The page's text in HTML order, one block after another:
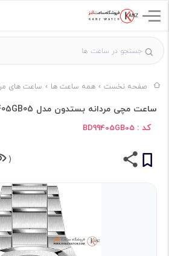
صفحه نخست همه ساعت ها ساعت های
ساعت مچی مردانه بستدون مدل BD99405GB05
کد : BD99405GB05
(